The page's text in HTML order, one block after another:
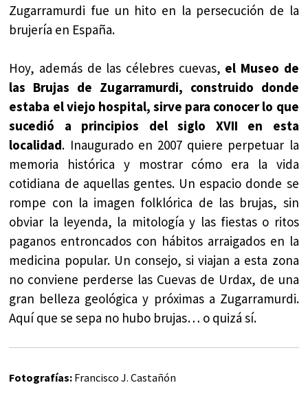
Zugarramurdi fue un hito en la persecución de la
brujería en España.
Hoy, además de las célebres cuevas, el Museo de
las Brujas de Zugarramurdi, construido donde
estaba el viejo hospital, sirve para conocer lo que
sucedió a principios del siglo XVII en esta
localidad. Inaugurado en 2007 quiere perpetuar la
memoria histórica y mostrar cómo era la vida
cotidiana de aquellas gentes. Un espacio donde se
rompe con la imagen folklórica de las brujas, sin
obviar la leyenda, la mitología y las fiestas o ritos
paganos entroncados con hábitos arraigados en la
medicina popular. Un consejo, si viajan a esta zona
no conviene perderse las Cuevas de Urdax, de una
gran belleza geológica y próximas a Zugarramurdi.
Aquí que se sepa no hubo brujas… o quizá sí.
Fotografías: Francisco J. Castañón